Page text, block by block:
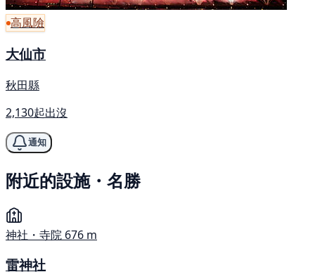
高風險
大仙市
秋田縣
2,130起出沒
通知
附近的設施・名勝
神社・寺院 676 m
雷神社